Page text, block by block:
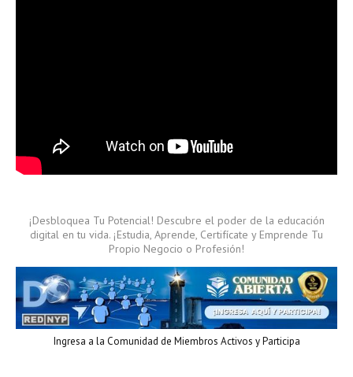
¡Desbloquea Tu Potencial! Descubre el poder de la educación
digital en tu vida. ¡Estudia, Aprende, Certifícate y Emprende Tu
Propio Negocio o Profesión!
Ingresa a la Comunidad de Miembros Activos y Participa